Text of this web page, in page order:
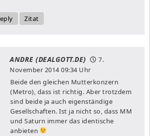
Zitat
ANDRE (DEALGOTT.DE)
7.
November 201409:34 Uhr
Beide den gleichen Mutterkonzern
(Metro), dass ist richtig. Aber trotzdem
sind beide ja auch eigenständige
Gesellschaften. Ist ja nicht so, dass MM
und Saturn immer das identische
anbieten